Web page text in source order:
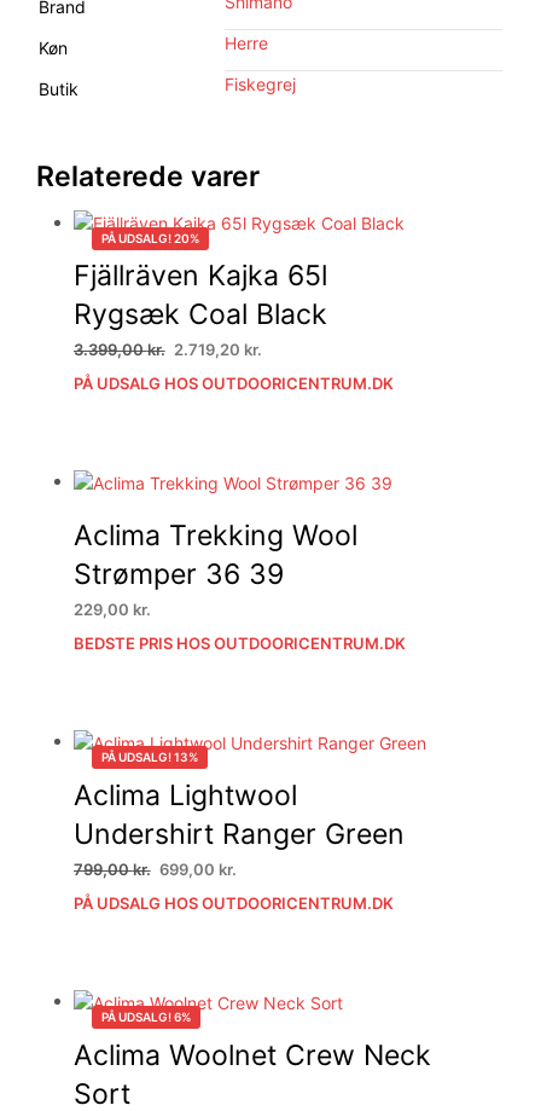
Brand
Køn Herre
Butik Fiskegrej
Relaterede varer
PÅ UDSALG! 20%
Fjällräven Kajka 65l
Rygsæk Coal Black
3.399,00kr. Den
pris
2.719,20 kr.Den
pris
PÅ UDSALG HOS OUTDOORICENTRUM.DK
Aclima Trekking Wool
Strømper 36 39
229,00 kr.
BEDSTE PRIS HOS OUTDOORICENTRUM.DK
PÅ UDSALG! 13%
Aclima Lightwool
Undershirt Ranger Green
799,00kr. Den
pris
699,00 kr.
pris
PÅ UDSALG HOS OUTDOORICENTRUM.DK
PÅ UDSALG! 6%
Aclima Woolnet Crew Neck
Sort